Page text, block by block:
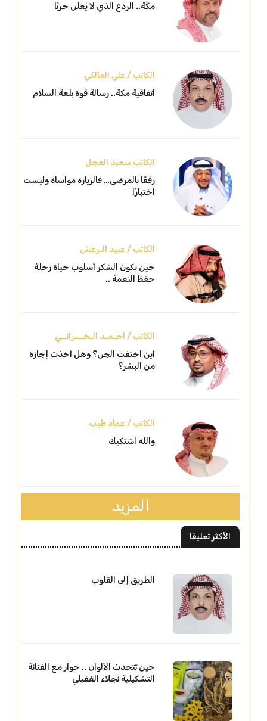
مكّة.. الردع الذي لا يُعلن حربًا
الكاتب / علي المالكي
اتفاقية مكة.. رسالة قوة بلغة السلام
الكاتب سعيد العجل
رفقًا بالمرضى… فالزيارة مواساة وليست
اختبارًا
الكاتب / عبيد البرغش
حين يكون الشكر أسلوب حياة رحلة
حفظ النعمة ..
الكاتب / أحـمـد الـخــبرانــي
أين اختفت الجن؟ وهل أخذت إجازة
من البشر؟
الكاتب / عماد طيب
والله اشتكيك
المزيد
الأكثر تعليقا
الطريق إلى القلوب
حين تتحدث الألوان .. حوار مع الفنانة
التشكيلية نجلاء الغفيلي